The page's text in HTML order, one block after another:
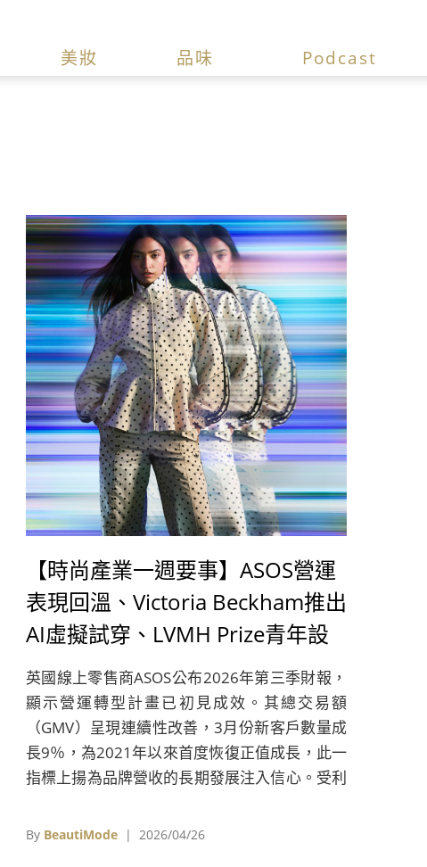
美妝 品味 Podcast
【時尚產業一週要事】ASOS營運
表現回溫、Victoria Beckham推出
AI虛擬試穿、LVMH Prize青年設
計師大獎決賽名單揭曉
英國線上零售商ASOS公布2026年第三季財報，
顯示營運轉型計畫已初見成效。其總交易額
（GMV）呈現連續性改善，3月份新客戶數量成
長9％，為2021年以來首度恢復正值成長，此一
指標上揚為品牌營收的長期發展注入信心。受利
10.7％至249便士。執行長José Antonio Ramos
By BeautiMode | 2026/04/26